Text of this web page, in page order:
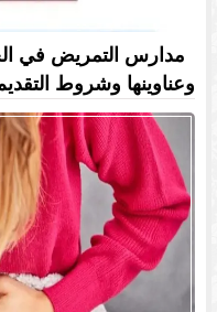
وعناوينها وشروط